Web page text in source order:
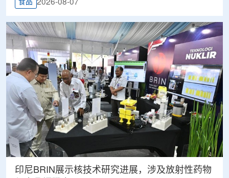
食品 2026-08-07
印尼BRIN展示核技术研究进展，涉及放射性药物